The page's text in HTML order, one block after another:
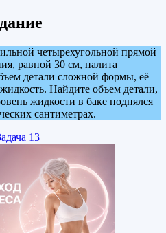
четырехугольной прямой
равной 30 см, налита
детали сложной формы, её
Найдите объем детали,
жидкости в баке поднялся
сантиметрах.